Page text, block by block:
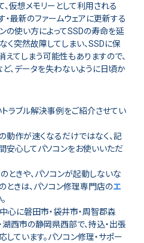
、仮想メモリーとして利用される
最新のファームウェアに更新する
の使い方によってSSDの寿命を延
く突然故障してしまい、SSDに保
てしまう可能性もありますので、
、データを失わないように日頃か
ラブル解決事例をご紹介させてい
動作が速くなるだけではなく、記
安心してパソコンをお使いいただ
ときや、パソコンが起動しないな
ときは、パソコン修理専門店のエ
心に磐田市・袋井市・周智郡森
湖西市の静岡県西部で、持込・出張
しています。パソコン修理・サポー